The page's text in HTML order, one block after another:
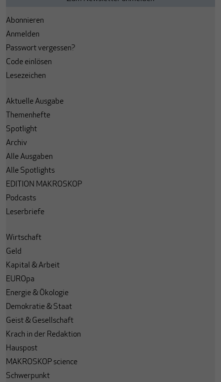
Abonnieren
Anmelden
Passwort vergessen?
Code einlösen
Lesezeichen
Aktuelle Ausgabe
Themenhefte
Spotlight
Archiv
Alle Ausgaben
Alle Spotlights
EDITION MAKROSKOP
Podcasts
Leserbriefe
Wirtschaft
Geld
Kapital & Arbeit
EUROpa
Energie & Ökologie
Demokratie & Staat
Geist & Gesellschaft
Krach in der Redaktion
Hauspost
MAKROSKOP science
Schwerpunkt